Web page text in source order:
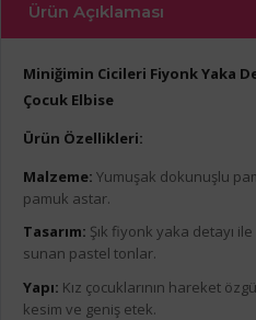
Ürün Açıklaması
Miniğimin Cicileri Fiyonk Yaka
Çocuk Elbise
Ürün Özellikleri:
Malzeme: Yumuşak dokunuşlu
pamuk astar.
Tasarım: Şık fiyonk yaka detayı
sunan pastel tonlar.
Yapı: Kız çocuklarının hareket
kesim ve geniş etek.